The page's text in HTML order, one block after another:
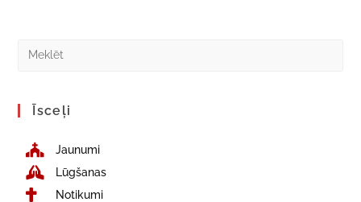
Īsceļi
Jaunumi
Lūgšanas
Notikumi